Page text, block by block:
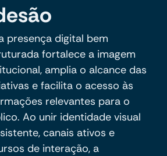
presença digital bem
fortalece a imagem
amplia o alcance das
e facilita o acesso às
relevantes para o
Ao unir identidade visual
canais ativos e
de interação, a